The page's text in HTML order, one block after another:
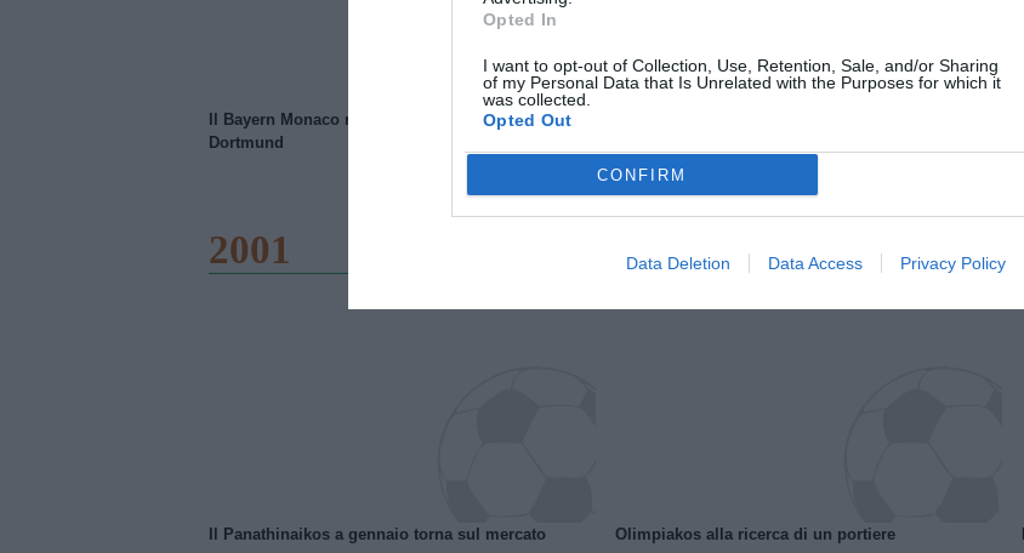
Opted In
I want to opt-out of Collection, Use, Retention, Sale, and/or Sharing
of my Personal Data that Is Unrelated with the Purposes for which it
was collected.
Opted Out
CONFIRM
Data Deletion Data Access Privacy Policy
Il Bayern Monaco ridimensiona il Borussia
Dortmund
2001
Il Panathinaikos a gennaio torna sul mercato Olimpiakos alla ricerca di un portiere